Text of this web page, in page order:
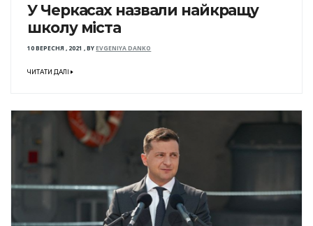
У Черкасах назвали найкращу
школу міста
10 ВЕРЕСНЯ , 2021 ,BYEVGENIYA DANKO
ЧИТАТИ ДАЛІ